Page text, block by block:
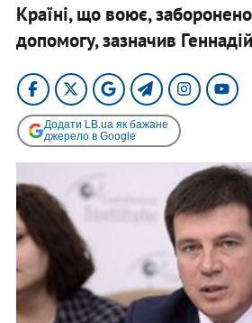
Країні, що воює,
допомогу, зазначив
Додати LB.ua як бажане
джерело в Google